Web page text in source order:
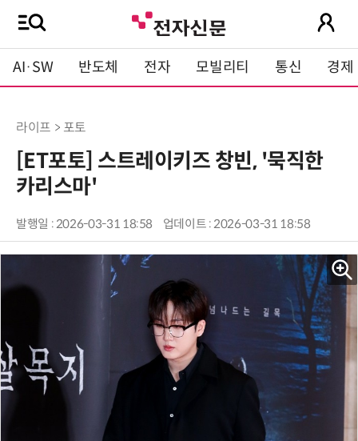
AI·SW 반도체 전자 모빌리티 통신 경제
라이프 > 포토
[ET포토] 스트레이키즈 창빈, '묵직한
카리스마'
발행일 : 2026-03-31 18:58 업데이트 : 2026-03-31 18:58